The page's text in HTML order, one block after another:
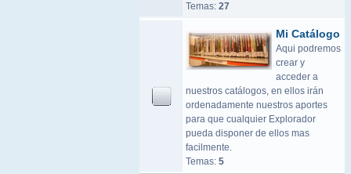
Temas: 27
Mi Catálogo
Aqui podremos
crear y
acceder a
nuestros catálogos, en ellos irán
ordenadamente nuestros aportes
para que cualquier Explorador
pueda disponer de ellos mas
facilmente.
Temas: 5